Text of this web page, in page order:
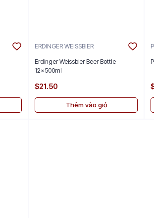
ERDINGER WEISSBIER
Erdinger Weissbier Beer Bottle
12x500ml
$21.50
Thêm vào giỏ